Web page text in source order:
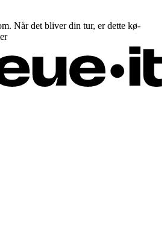
Når det bliver din tur, er dette kø-